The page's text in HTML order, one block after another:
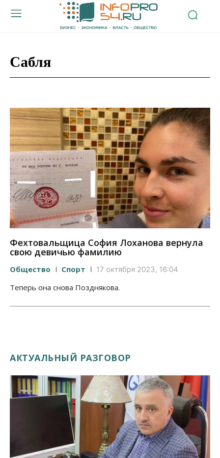
Сабля
Фехтовальщица София Лоханова вернула
свою девичью фамилию
Общество Спорт 17 октября 2023, 16:04
Теперь она снова Позднякова.
АКТУАЛЬНЫЙ РАЗГОВОР